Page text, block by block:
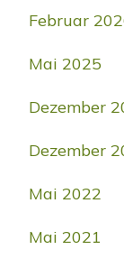
Februar
Mai 2025
Dezember
Dezember
Mai 2022
Mai 2021